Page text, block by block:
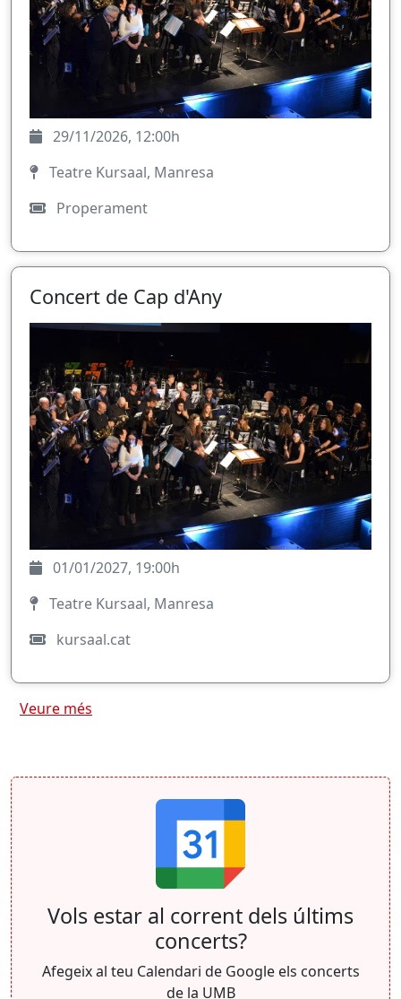
29/11/2026, 12:00h
Teatre Kursaal, Manresa
Properament
Concert de Cap d'Any
01/01/2027, 19:00h
Teatre Kursaal, Manresa
kursaal.cat
Veure més
Vols estar al corrent dels últims
concerts?
Afegeix al teu Calendari de Google els concerts
de la UMB